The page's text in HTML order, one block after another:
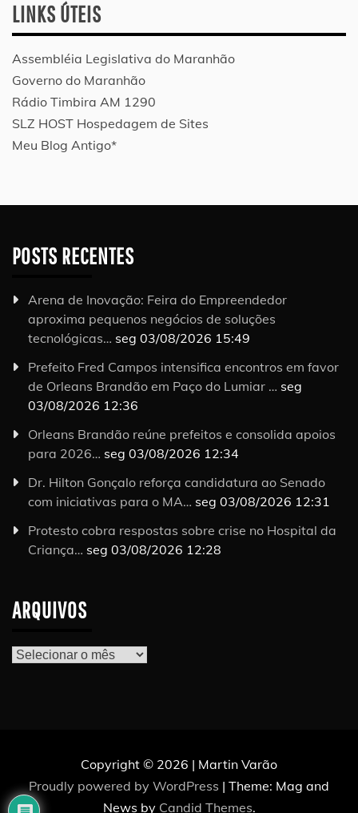
LINKS ÚTEIS
Assembléia Legislativa do Maranhão
Governo do Maranhão
Rádio Timbira AM 1290
SLZ HOST Hospedagem de Sites
Meu Blog Antigo*
POSTS RECENTES
Arena de Inovação: Feira do Empreendedor
aproxima pequenos negócios de soluções
tecnológicas… seg 03/08/2026 15:49
Prefeito Fred Campos intensifica encontros em favor
de Orleans Brandão em Paço do Lumiar … seg
03/08/2026 12:36
Orleans Brandão reúne prefeitos e consolida apoios
para 2026… seg 03/08/2026 12:34
Dr. Hilton Gonçalo reforça candidatura ao Senado
com iniciativas para o MA… seg 03/08/2026 12:31
Protesto cobra respostas sobre crise no Hospital da
Criança… seg 03/08/2026 12:28
ARQUIVOS
Arquivos
Copyright © 2026 | Martin Varão
Proudly powered by WordPress | Theme: Mag and
News by Candid Themes.